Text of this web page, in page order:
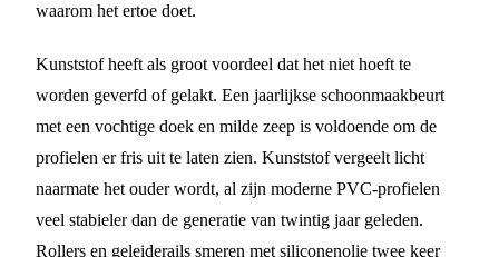
waarom het ertoe doet.
Kunststof heeft als groot voordeel dat het niet hoeft te
worden geverfd of gelakt. Een jaarlijkse schoonmaakbeurt
met een vochtige doek en milde zeep is voldoende om de
profielen er fris uit te laten zien. Kunststof vergeelt licht
naarmate het ouder wordt, al zijn moderne PVC-profielen
veel stabieler dan de generatie van twintig jaar geleden.
Rollers en geleiderails smeren met siliconenolie twee keer